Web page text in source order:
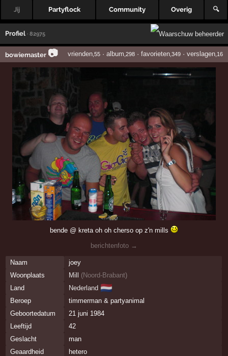
Jij Partyflock Community Overig 🔍
Profiel · 82975
bowiemaster 📷 vrienden,55· album ,298· favorieten,349· verslagen,16
bende @ kreta oh oh cherso op z'n mills
berichtenfoto →
Naam
joey
Woonplaats
Mill (Noord-Brabant)
Land
Nederland 🇳🇱
Beroep
timmerman & partyanimal
Geboortedatum
21 juni 1984
Leeftijd
42
Geslacht
man
Geaardheid
hetero